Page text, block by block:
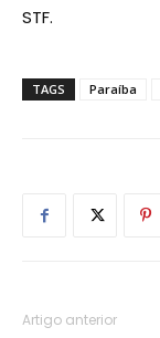
STF.
TAGS Paraíba
Artigo anterior